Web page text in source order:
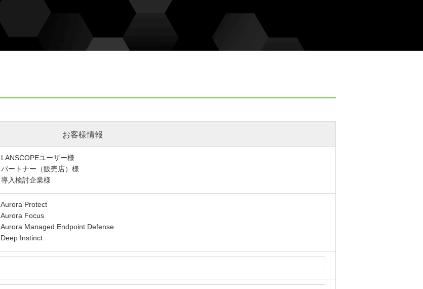
お客様情報
LANSCOPEユーザー様
パートナー（販売店）様
導入検討企業様
Aurora Protect
Aurora Focus
Aurora Managed Endpoint Defense
Deep Instinct